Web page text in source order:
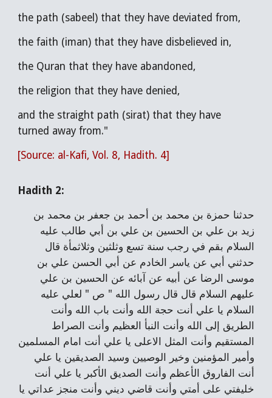
the path (sabeel) that they have deviated from,
the faith (iman) that they have disbelieved in,
the Quran that they have abandoned,
the religion that they have denied,
and the straight path (sirat) that they have
turned away from."
[Source: al-Kafi, Vol. 8, Hadith. 4]
Hadith 2:
حدثنا حمزة بن محمد بن أحمد بن جعفر بن محمد بن
زيد بن علي بن الحسين بن علي بن أبي طالب عليه
السلام بقم في رجب سنة تسع وثلثين وثلاثمأة قال
حدثني أبي عن ياسر الخادم عن أبي الحسن علي بن
موسى الرضا عن أبيه عن آبائه عن الحسين بن علي
عليهم السلام قال قال رسول الله " ص " لعلي عليه
السلام يا علي أنت حجة الله وأنت باب الله وأنت
الطريق إلى الله وأنت النبأ العظيم وأنت الصراط
المستقيم وأنت المثل الاعلى يا علي أنت امام المسلمين
وأمير المؤمنين وخير الوصيين وسيد الصديقين يا علي
أنت الفاروق الأعظم وأنت الصديق الأكبر يا علي أنت
خليفتي على أمتي وأنت قاضي ديني وأنت منجز عداتي يا